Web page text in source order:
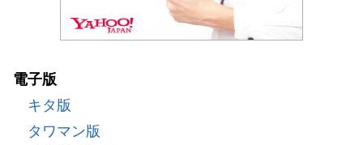
電子版
キタ版
タワマン版